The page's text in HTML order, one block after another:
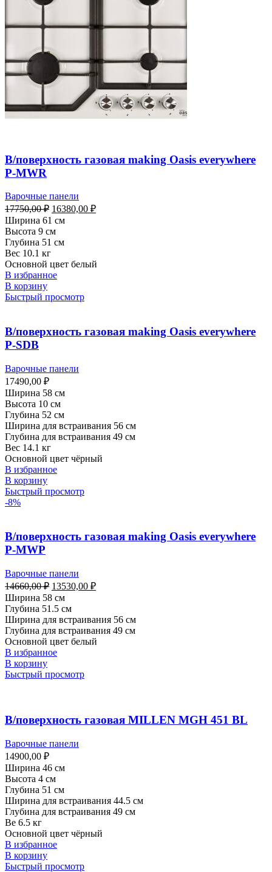
В/поверхность газовая making Oasis everywhere
P-MWR
Варочные панели
17750,00₽ Первоначальная
цена
составляла
17750,00 ₽.
16380,00 ₽Текущая
Ширина 61 см
Высота 9 см
Глубина 51 см
Вес 10.1 кг
Основной цвет белый
В избранное
В корзину
Быстрый просмотр
В/поверхность газовая making Oasis everywhere
P-SDB
Варочные панели
17490,00 ₽
Ширина 58 см
Высота 10 см
Глубина 52 см
Ширина для встраивания 56 см
Глубина для встраивания 49 см
Вес 14.1 кг
Основной цвет чёрный
В избранное
В корзину
Быстрый просмотр
-8%
В/поверхность газовая making Oasis everywhere
P-МWP
Варочные панели
14660,00₽ Первоначальная
цена
составляла
14660,00 ₽.
13530,00 ₽Текущая
Ширина 58 см
Глубина 51.5 см
Ширина для встраивания 56 см
Глубина для встраивания 49 см
Основной цвет белый
В избранное
В корзину
Быстрый просмотр
В/поверхность газовая MILLEN MGH 451 BL
Варочные панели
14900,00 ₽
Ширина 46 см
Высота 4 см
Глубина 51 см
Ширина для встраивания 44.5 см
Глубина для встраивания 49 см
Ве 6.5 кг
Основной цвет чёрный
В избранное
В корзину
Быстрый просмотр